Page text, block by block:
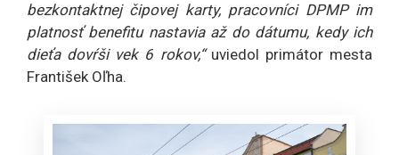
bezkontaktnej čipovej karty, pracovníci DPMP im
platnosť benefitu nastavia až do dátumu, kedy ich
dieťa dovŕši vek 6 rokov,“ uviedol primátor mesta
František Oľha.